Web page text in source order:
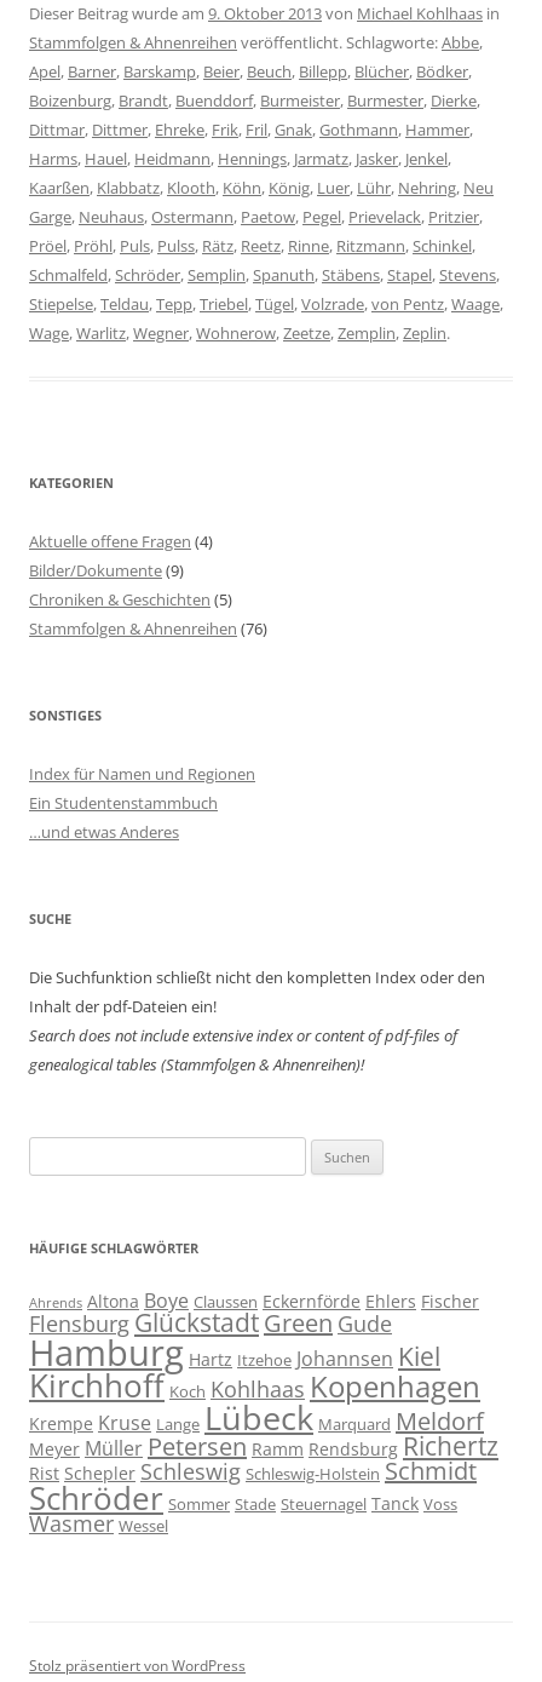
Dieser Beitrag wurde am 9. Oktober 2013von Michael Kohlhaas in
Stammfolgen & Ahnenreihen veröffentlicht. Schlagworte:Abbe,
Apel, Barner, Barskamp, Beier, Beuch, Billepp, Blücher, Bödker,
Boizenburg, Brandt, Buenddorf, Burmeister, Burmester, Dierke,
Dittmar, Dittmer, Ehreke, Frik, Fril,Gnak,Gothmann, Hammer,
Harms, Hauel, Heidmann, Hennings, Jarmatz, Jasker, Jenkel,
Kaarßen, Klabbatz, Klooth, Köhn, König, Luer, Lühr, Nehring, Neu
Garge, Neuhaus,Ostermann, Paetow, Pegel, Prievelack, Pritzier,
Pröel, Pröhl, Puls, Pulss, Rätz, Reetz, Rinne, Ritzmann,Schinkel,
Schmalfeld,Schröder,Semplin,Spanuth,Stäbens,Stapel,Stevens,
Stiepelse,Teldau,Tepp,Triebel,Tügel,Volzrade,von Pentz,Waage,
Wage,Warlitz,Wegner,Wohnerow,Zeetze,Zemplin,Zeplin.
KATEGORIEN
Aktuelle offene Fragen (4)
Bilder/Dokumente(9)
Chroniken & Geschichten (5)
Stammfolgen & Ahnenreihen (76)
SONSTIGES
Index für Namen und Regionen
Ein Studentenstammbuch
…und etwas Anderes
SUCHE
Die Suchfunktion schließt nicht den kompletten Index oder den
Inhalt der pdf-Dateien ein!
Search does not include extensive index or content ofpdf-files of
genealogical tables (Stammfolgen & Ahnenreihen)!
nach:
HÄUFIGE SCHLAGWÖRTER
Ahrends Altona Boye Claussen Eckernförde Ehlers Fischer
Flensburg GlückstadtGreen Gude
Hamburg Hartz Itzehoe Johannsen Kiel
Kirchhoff Koch Kohlhaas Kopenhagen
Krempe Kruse Lange Lübeck Marquard Meldorf
Meyer Müller Petersen Ramm Rendsburg Richertz
Rist Schepler Schleswig Schleswig-Holstein Schmidt
Schröder Sommer Stade Steuernagel Tanck Voss
Wasmer Wessel
Stolz präsentiert von WordPress